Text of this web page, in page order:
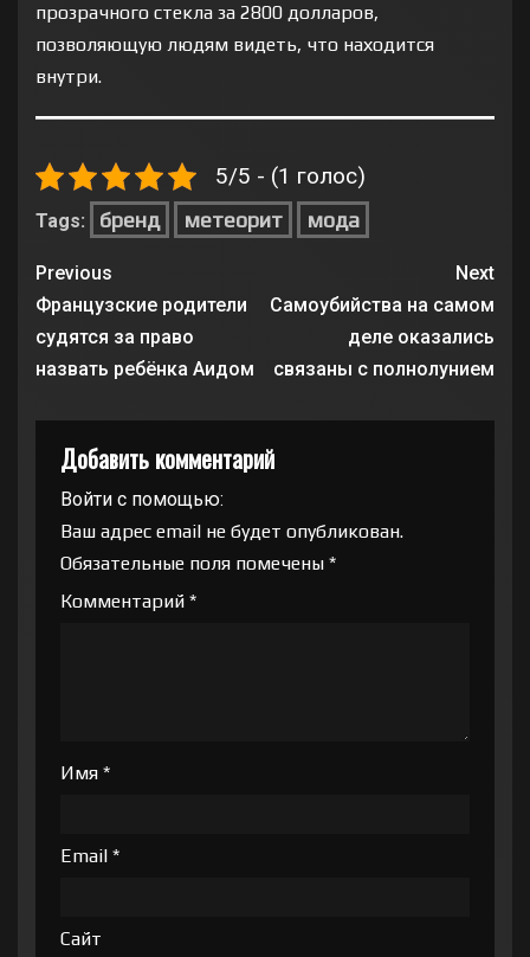
прозрачного стекла за 2800 долларов,
позволяющую людям видеть, что находится
внутри.
5/5 - (1 голос)
Tags: бренд метеорит мода
Previous
Французские родители
судятся за право
назвать ребёнка Аидом
Next
Самоубийства на самом
деле оказались
связаны с полнолунием
Добавить комментарий
Войти с помощью:
Ваш адрес email не будет опубликован.
Обязательные поля помечены *
Комментарий *
Имя *
Email *
Сайт